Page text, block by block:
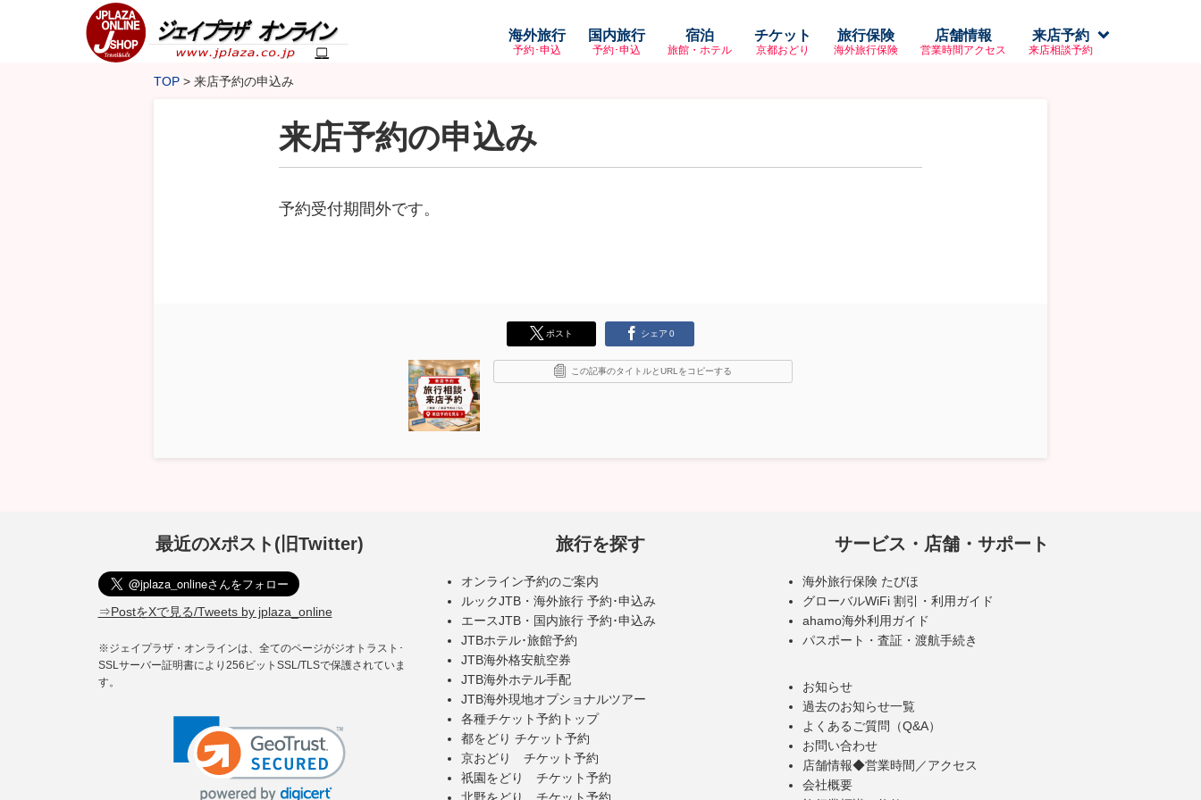
海外旅行
予約･申込
国内旅行
予約･申込
宿泊
旅館・ホテル
チケット
京都おどり
旅行保険
海外旅行保険
店舗情報
営業時間アクセス
来店予約
来店相談予約
TOP 来店予約の申込み
来店予約の申込み
予約受付期間外です。
ポスト シェア 0
この記事のタイトルとURLをコピーする
最近のXポスト(旧Twitter)
⇒PostをXで見る/Tweets by jplaza_online
※ジェイプラザ・オンラインは、全てのページがジオトラスト･
SSLサーバー証明書により256ビットSSL/TLSで保護されていま
す。
旅行を探す
オンライン予約のご案内
ルックJTB・海外旅行 予約･申込み
エースJTB・国内旅行 予約･申込み
JTBホテル･旅館予約
JTB海外格安航空券
JTB海外ホテル手配
JTB海外現地オプショナルツアー
各種チケット予約トップ
都をどり チケット予約
京おどり チケット予約
祇園をどり チケット予約
サービス・店舗・サポート
海外旅行保険 たびほ
グローバルWiFi 割引・利用ガイド
ahamo海外利用ガイド
パスポート・査証・渡航手続き
お知らせ
過去のお知らせ一覧
よくあるご質問（Q&A）
お問い合わせ
店舗情報◆営業時間／アクセス
会社概要